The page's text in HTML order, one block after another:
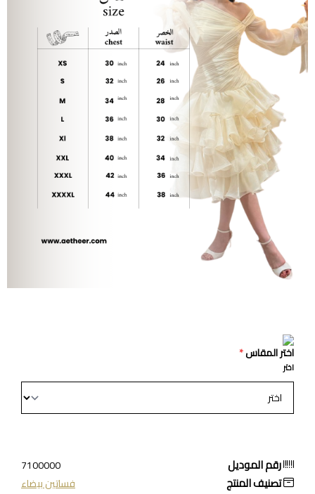
اختر المقاس*
اختر
رقم الموديل 7100000
تصنيف المنتج فساتين بيضاء